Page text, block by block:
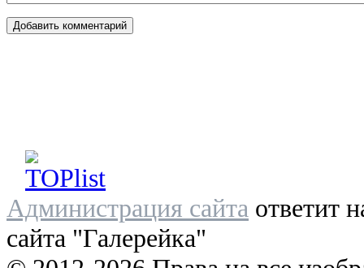
Администрация сайта ответит
сайта "Галерейка"